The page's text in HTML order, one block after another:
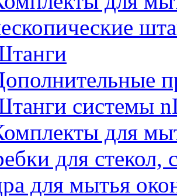
системы
для
для стекол,
для мытья